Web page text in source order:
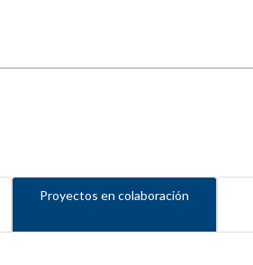
Proyectos en colaboración